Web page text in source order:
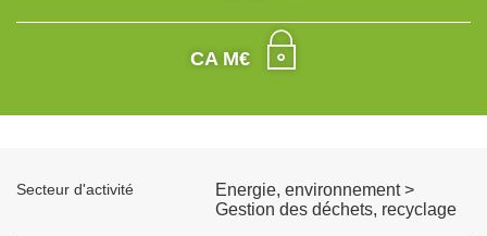
CA M€
Secteur d'activité
Energie, environnement >
Gestion des déchets, recyclage